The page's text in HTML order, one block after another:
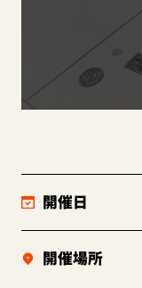
開催日
開催場所